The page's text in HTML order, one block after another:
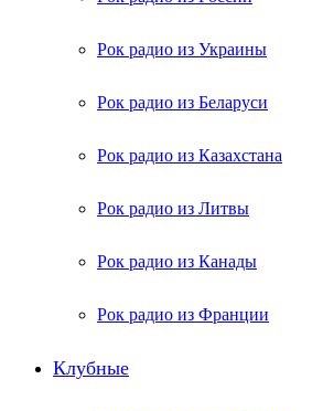
Рок радио из Украины
Рок радио из Беларуси
Рок радио из Казахстана
Рок радио из Литвы
Рок радио из Канады
Рок радио из Франции
Клубные